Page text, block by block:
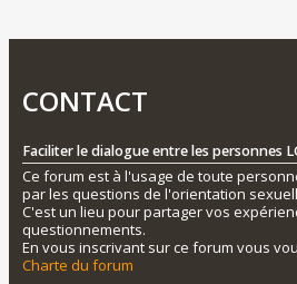
CONTACT
Faciliter le dialogue entre les personnes
Ce forum est à l'usage de toute
par les questions de l'orientation
C'est un lieu pour partager vos
questionnements.
En vous inscrivant sur ce forum vous
Charte du forum